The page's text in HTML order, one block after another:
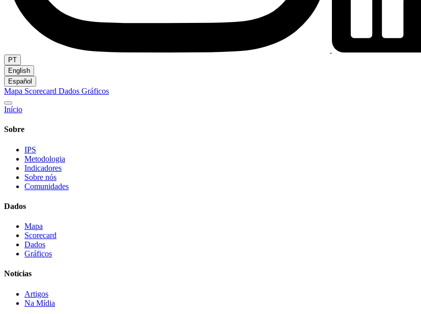
PT
English
Español
Mapa Scorecard Dados Gráficos
Início
Sobre
IPS
Metodologia
Indicadores
Sobre nós
Comunidades
Dados
Mapa
Scorecard
Dados
Gráficos
Notícias
Artigos
Na Mídia